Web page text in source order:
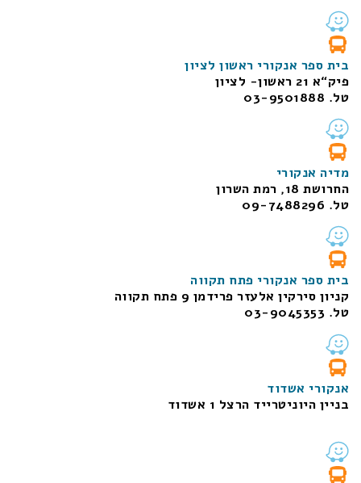
בית ספר אנקורי ראשון לציון
פיק“א 21 ראשון- לציון
טל. 03-9501888
מדיה אנקורי
החרושת 18, רמת השרון
טל. 09-7488296
בית ספר אנקורי פתח תקווה
קניון סירקין אלעזר פרידמן 9 פתח תקווה
טל. 03-9045353
אנקורי אשדוד
בניין היוניטרייד הרצל 1 אשדוד